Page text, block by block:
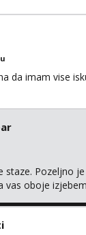
da imam vise
Pozeljno
oboje